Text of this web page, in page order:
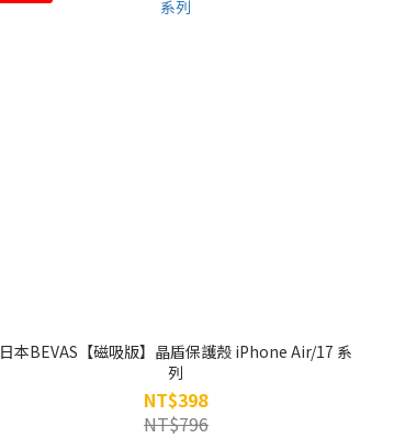
日本BEVAS【磁吸版】晶盾保護殼 iPhone Air/17 系
列
NT$398
NT$796